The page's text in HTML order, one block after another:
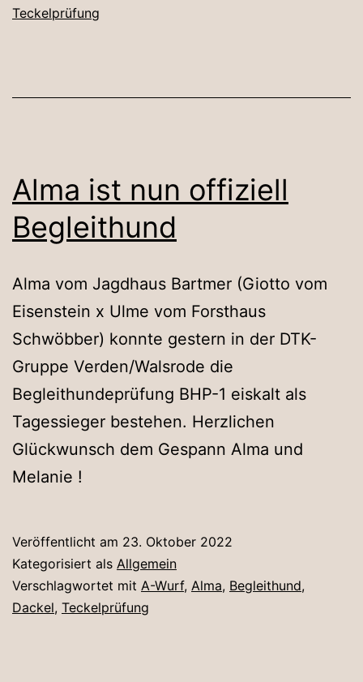
Teckelprüfung
Alma ist nun offiziell
Begleithund
Alma vom Jagdhaus Bartmer (Giotto vom
Eisenstein x Ulme vom Forsthaus
Schwöbber) konnte gestern in der DTK-
Gruppe Verden/Walsrode die
Begleithundeprüfung BHP-1 eiskalt als
Tagessieger bestehen. Herzlichen
Glückwunsch dem Gespann Alma und
Melanie !
Veröffentlicht am 23. Oktober 2022
Kategorisiert als Allgemein
Verschlagwortet mit A-Wurf, Alma, Begleithund,
Dackel, Teckelprüfung